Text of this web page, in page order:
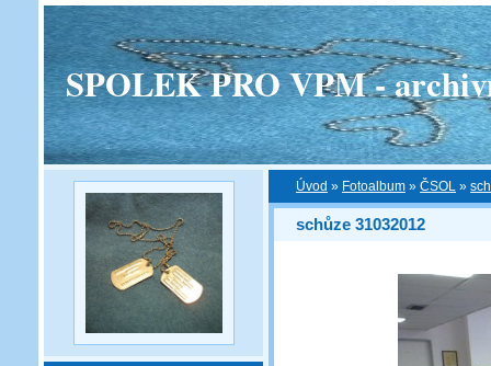
SPOLEK PRO VPM -
Úvod » Fotoalbum » ČSOL »
schůze 31032012